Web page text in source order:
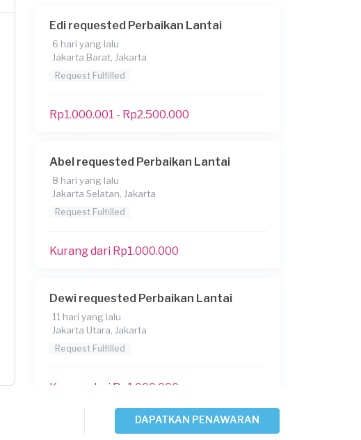
Edi requested Perbaikan Lantai
6 hari yang lalu
Jakarta Barat, Jakarta
Request Fulfilled
Rp1.000.001 - Rp2.500.000
Abel requested Perbaikan Lantai
8 hari yang lalu
Jakarta Selatan, Jakarta
Request Fulfilled
Kurang dari Rp1.000.000
Dewi requested Perbaikan Lantai
11 hari yang lalu
Jakarta Utara, Jakarta
Request Fulfilled
Kurang dari Rp1.000.000
Irwan requested Perbaikan Lantai
DAPATKAN PENAWARAN